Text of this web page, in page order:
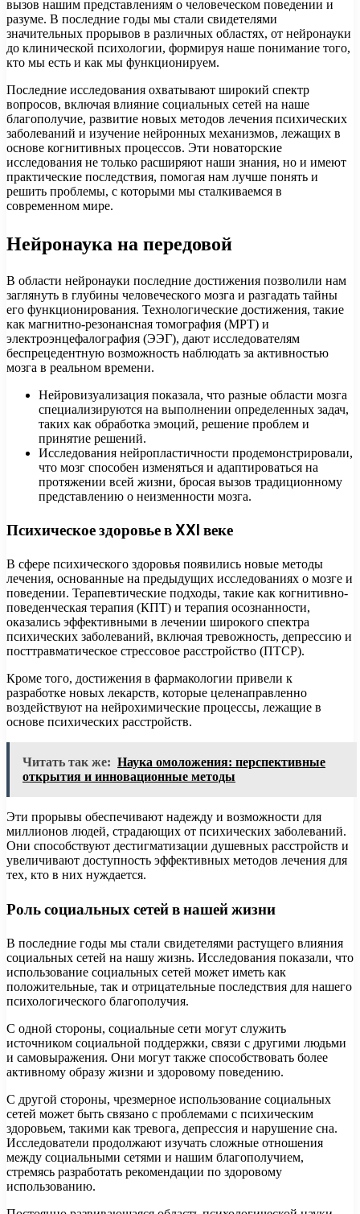
вызов нашим представлениям о человеческом поведении и
разуме. В последние годы мы стали свидетелями
значительных прорывов в различных областях, от нейронауки
до клинической психологии, формируя наше понимание того,
кто мы есть и как мы функционируем.
Последние исследования охватывают широкий спектр
вопросов, включая влияние социальных сетей на наше
благополучие, развитие новых методов лечения психических
заболеваний и изучение нейронных механизмов, лежащих в
основе когнитивных процессов. Эти новаторские
исследования не только расширяют наши знания, но и имеют
практические последствия, помогая нам лучше понять и
решить проблемы, с которыми мы сталкиваемся в
современном мире.
Нейронаука на передовой
В области нейронауки последние достижения позволили нам
заглянуть в глубины человеческого мозга и разгадать тайны
его функционирования. Технологические достижения, такие
как магнитно-резонансная томография (МРТ) и
электроэнцефалография (ЭЭГ), дают исследователям
беспрецедентную возможность наблюдать за активностью
мозга в реальном времени.
Нейровизуализация показала, что разные области мозга
специализируются на выполнении определенных задач,
таких как обработка эмоций, решение проблем и
принятие решений.
Исследования нейропластичности продемонстрировали,
что мозг способен изменяться и адаптироваться на
протяжении всей жизни, бросая вызов традиционному
представлению о неизменности мозга.
Психическое здоровье в XXI веке
В сфере психического здоровья появились новые методы
лечения, основанные на предыдущих исследованиях о мозге и
поведении. Терапевтические подходы, такие как когнитивно-
поведенческая терапия (КПТ) и терапия осознанности,
оказались эффективными в лечении широкого спектра
психических заболеваний, включая тревожность, депрессию и
посттравматическое стрессовое расстройство (ПТСР).
Кроме того, достижения в фармакологии привели к
разработке новых лекарств, которые целенаправленно
воздействуют на нейрохимические процессы, лежащие в
основе психических расстройств.
Читать так же: Наука омоложения: перспективные
открытия и инновационные методы
Эти прорывы обеспечивают надежду и возможности для
миллионов людей, страдающих от психических заболеваний.
Они способствуют дестигматизации душевных расстройств и
увеличивают доступность эффективных методов лечения для
тех, кто в них нуждается.
Роль социальных сетей в нашей жизни
В последние годы мы стали свидетелями растущего влияния
социальных сетей на нашу жизнь. Исследования показали, что
использование социальных сетей может иметь как
положительные, так и отрицательные последствия для нашего
психологического благополучия.
С одной стороны, социальные сети могут служить
источником социальной поддержки, связи с другими людьми
и самовыражения. Они могут также способствовать более
активному образу жизни и здоровому поведению.
С другой стороны, чрезмерное использование социальных
сетей может быть связано с проблемами с психическим
здоровьем, такими как тревога, депрессия и нарушение сна.
Исследователи продолжают изучать сложные отношения
между социальными сетями и нашим благополучием,
стремясь разработать рекомендации по здоровому
использованию.